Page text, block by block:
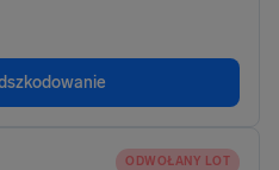
ODWOŁANY LOT